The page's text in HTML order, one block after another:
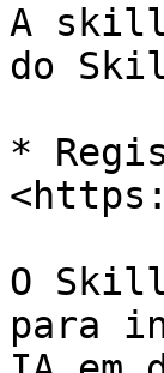
A skill
do
*
O
para